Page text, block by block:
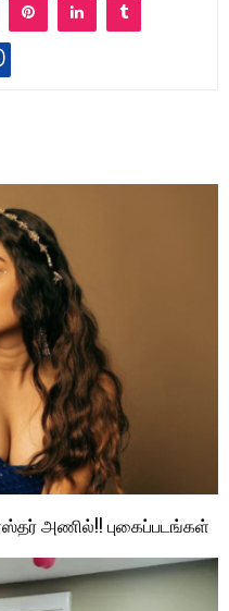
அணில்!! புகைப்படங்கள்